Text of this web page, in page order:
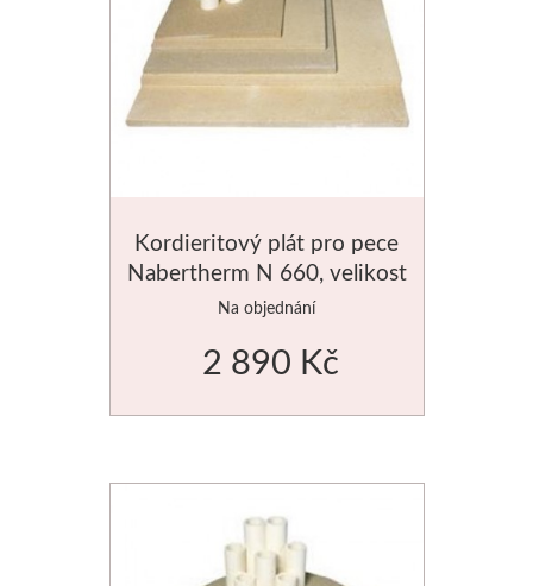
Kordieritový plát pro pece
Nabertherm N 660, velikost
550x500mm
Na objednání
2 890 Kč